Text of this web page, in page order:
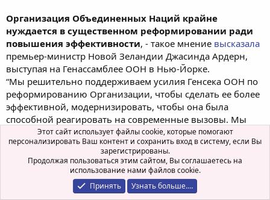
Организация Объединенных Наций крайне
нуждается в существенном реформировании ради
повышения эффективности, - такое мнение высказала
премьер-министр Новой Зеландии Джасинда Ардерн,
выступая на Генассамблее ООН в Нью-Йорке.
“Мы решительно поддерживаем усилия Генсека ООН по
реформированию Организации, чтобы сделать ее более
эффективной, модернизировать, чтобы она была
способной реагировать на современные вызовы. Мы
призываем его быть амбициозным и поддерживаем эти
амбиции”, - сказала Ардерн.
Она обратила внимание на насущную необходимость
реформировать механизм наложения вето постоянными
членами Совета Безопасности ООН. “В конце концов,
именно нам - государствам-членам нужно продвигать
Этот сайт использует файлы cookie, которые помогают
персонализировать Ваш контент и сохранить вход в систему, если Вы
зарегистрированы.
Продолжая пользоваться этим сайтом, Вы соглашаетесь на
использование нами файлов cookie.
Принять
Узнать больше.…